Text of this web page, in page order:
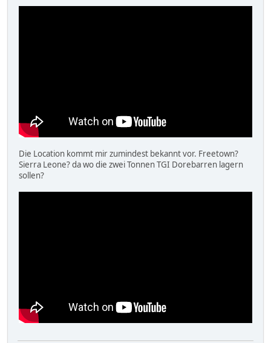
Die Location kommt mir zumindest bekannt vor. Freetown?
Sierra Leone? da wo die zwei Tonnen TGI Dorebarren lagern
sollen?